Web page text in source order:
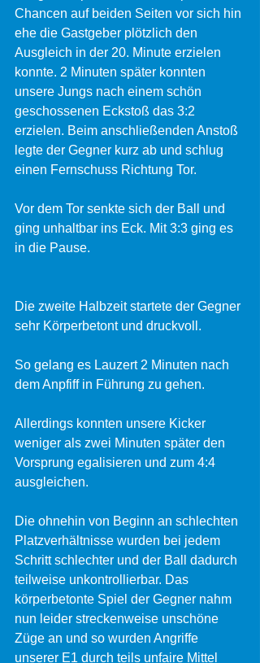
Chancen auf beiden Seiten vor sich hin
ehe die Gastgeber plötzlich den
Ausgleich in der 20. Minute erzielen
konnte. 2 Minuten später konnten
unsere Jungs nach einem schön
geschossenen Eckstoß das 3:2
erzielen. Beim anschließenden Anstoß
legte der Gegner kurz ab und schlug
einen Fernschuss Richtung Tor.
Vor dem Tor senkte sich der Ball und
ging unhaltbar ins Eck. Mit 3:3 ging es
in die Pause.
Die zweite Halbzeit startete der Gegner
sehr Körperbetont und druckvoll.
So gelang es Lauzert 2 Minuten nach
dem Anpfiff in Führung zu gehen.
Allerdings konnten unsere Kicker
weniger als zwei Minuten später den
Vorsprung egalisieren und zum 4:4
ausgleichen.
Die ohnehin von Beginn an schlechten
Platzverhältnisse wurden bei jedem
Schritt schlechter und der Ball dadurch
teilweise unkontrollierbar. Das
körperbetonte Spiel der Gegner nahm
nun leider streckenweise unschöne
Züge an und so wurden Angriffe
unserer E1 durch teils unfaire Mittel